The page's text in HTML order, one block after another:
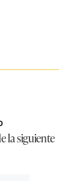
la siguiente